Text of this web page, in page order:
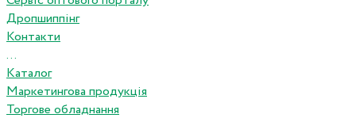
Дропшиппінг
Контакти
...
Каталог
Маркетингова продукція
Торгове обладнання